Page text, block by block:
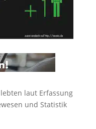
laut Erfassung
und Statistik